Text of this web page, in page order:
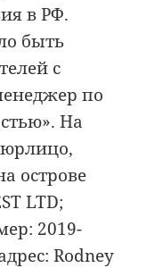
в РФ.
быть
с
по
На
острове
LTD;
2019-
Rodney